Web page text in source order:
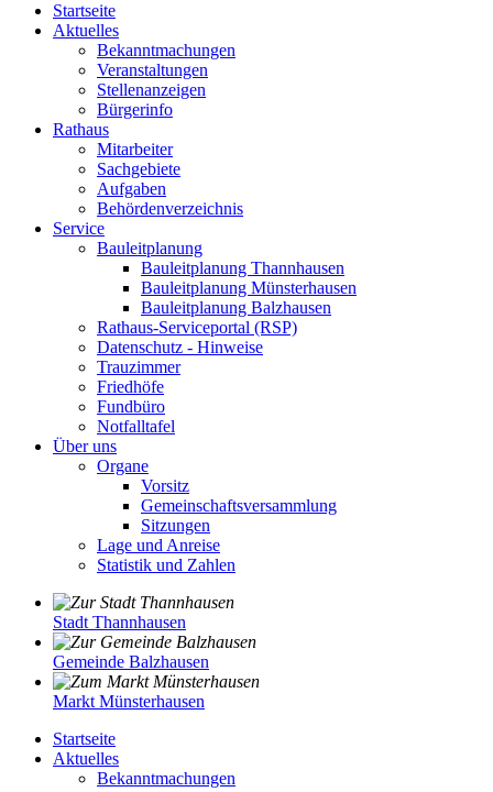
Startseite
Aktuelles
Bekanntmachungen
Veranstaltungen
Stellenanzeigen
Bürgerinfo
Rathaus
Mitarbeiter
Sachgebiete
Aufgaben
Behördenverzeichnis
Service
Bauleitplanung
Bauleitplanung Thannhausen
Bauleitplanung Münsterhausen
Bauleitplanung Balzhausen
Rathaus-Serviceportal (RSP)
Datenschutz - Hinweise
Trauzimmer
Friedhöfe
Fundbüro
Notfalltafel
Über uns
Organe
Vorsitz
Gemeinschaftsversammlung
Sitzungen
Lage und Anreise
Statistik und Zahlen
Stadt Thannhausen
Gemeinde Balzhausen
Markt Münsterhausen
Startseite
Aktuelles
Bekanntmachungen